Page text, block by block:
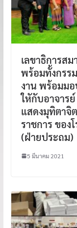
เลขาธิการส
พร้อมทั้งกรร
งาน พร้อมม
ใหักับอาจาร
แสดงมุทิตาจิ
ราชการ ของ
(ฝ่ายประถม)
5 มีนาคม 2021